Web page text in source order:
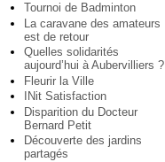
Tournoi de Badminton
La caravane des amateurs
est de retour
Quelles solidarités
aujourd’hui à Aubervilliers ?
Fleurir la Ville
INit Satisfaction
Disparition du Docteur
Bernard Petit
Découverte des jardins
partagés